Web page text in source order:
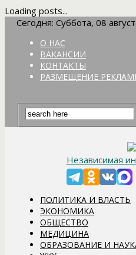
Loading posts...
Сегодня: Суббота, 08
О НАС
ВАКАНСИИ
КОНТАКТЫ
РАЗМЕЩЕНИЕ
Независимая
ПОЛИТИКА И ВЛАСТЬ
ЭКОНОМИКА
ОБЩЕСТВО
МЕДИЦИНА
ОБРАЗОВАНИЕ И